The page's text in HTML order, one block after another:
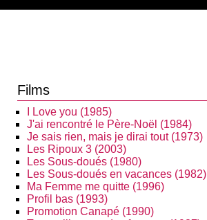
Films
I Love you (1985)
J'ai rencontré le Père-Noël (1984)
Je sais rien, mais je dirai tout (1973)
Les Ripoux 3 (2003)
Les Sous-doués (1980)
Les Sous-doués en vacances (1982)
Ma Femme me quitte (1996)
Profil bas (1993)
Promotion Canapé (1990)